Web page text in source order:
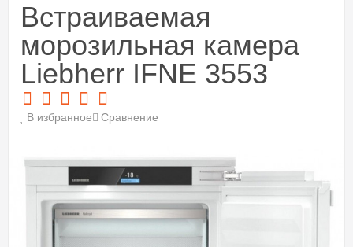
Встраиваемая
морозильная камера
Liebherr IFNE 3553
В избранное Сравнение